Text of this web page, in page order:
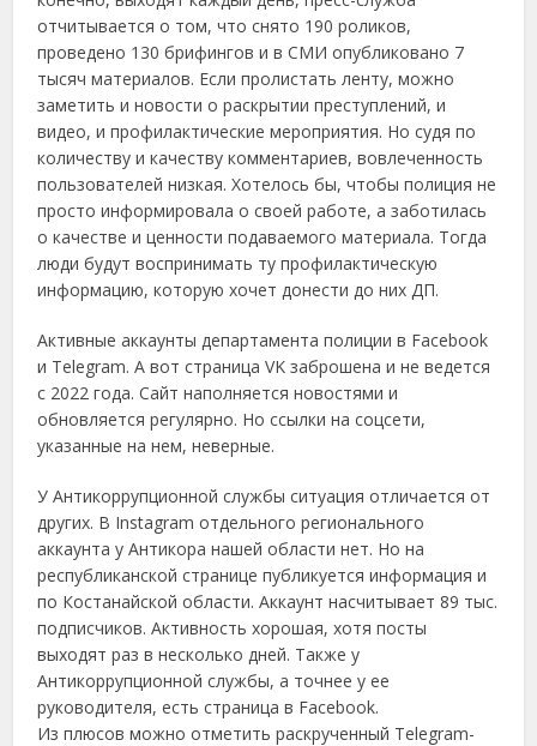
отчитывается о том, что снято 190 роликов,
проведено 130 брифингов и в СМИ опубликовано 7
тысяч материалов. Если пролистать ленту, можно
заметить и новости о раскрытии преступлений, и
видео, и профилактические мероприятия. Но судя по
количеству и качеству комментариев, вовлеченность
пользователей низкая. Хотелось бы, чтобы полиция не
просто информировала о своей работе, а заботилась
о качестве и ценности подаваемого материала. Тогда
люди будут воспринимать ту профилактическую
информацию, которую хочет донести до них ДП.
Активные аккаунты департамента полиции в Facebook
и Telegram. А вот страница VK заброшена и не ведется
с 2022 года. Сайт наполняется новостями и
обновляется регулярно. Но ссылки на соцсети,
указанные на нем, неверные.
У Антикоррупционной службы ситуация отличается от
других. В Instagram отдельного регионального
аккаунта у Антикора нашей области нет. Но на
республиканской странице публикуется информация и
по Костанайской области. Аккаунт насчитывает 89 тыс.
подписчиков. Активность хорошая, хотя посты
выходят раз в несколько дней. Также у
Антикоррупционной службы, а точнее у ее
руководителя, есть страница в Facebook.
Из плюсов можно отметить раскрученный Telegram-